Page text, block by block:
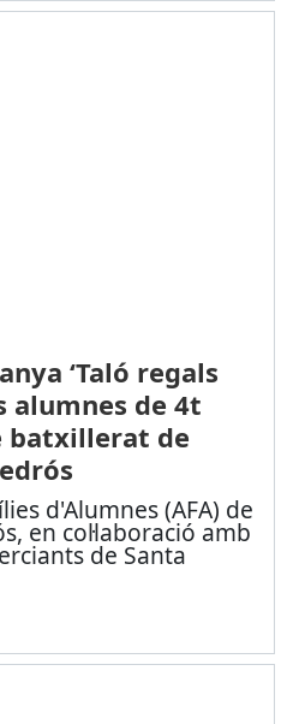
‘Taló regals
alumnes de 4t
batxillerat de
d'Alumnes (AFA) de
en col·laboració amb
de Santa